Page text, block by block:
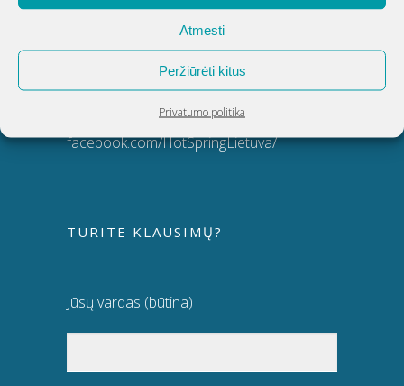
Atmesti
Peržiūrėti kitus
Privatumo politika
Adresas: Dunojaus g. 20, Vilnius
Įmonės kodas: 124389034
PVM kodas: LT243890314
Telefonas:8 5 270 9695
info@akvatechnika.lt
facebook.com/HotSpringLietuva/
TURITE KLAUSIMŲ?
Jūsų vardas (būtina)